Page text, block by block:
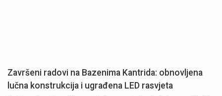
Završeni radovi na Bazenima Kantrida: obnovljena
lučna konstrukcija i ugrađena LED rasvjeta